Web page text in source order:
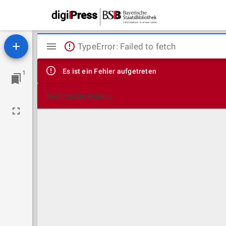
1
Mirador
Viewer
TypeError: Failed to fetch
Es ist ein Fehler aufgetreten
Technische Details